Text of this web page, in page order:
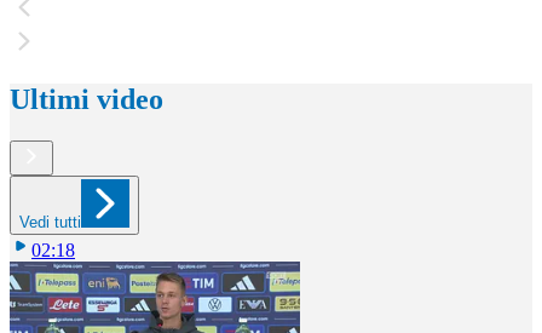
Ultimi video
Vedi tutti
02:18